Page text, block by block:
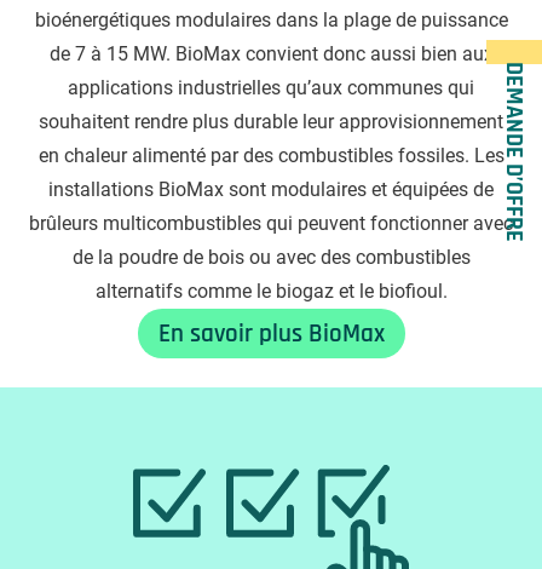
DEMANDE D’OFFRE
bioénergétiques modulaires dans la plage de puissance
de 7 à 15 MW. BioMax convient donc aussi bien aux
applications industrielles qu’aux communes qui
souhaitent rendre plus durable leur approvisionnement
en chaleur alimenté par des combustibles fossiles. Les
installations BioMax sont modulaires et équipées de
brûleurs multicombustibles qui peuvent fonctionner avec
de la poudre de bois ou avec des combustibles
alternatifs comme le biogaz et le biofioul.
En savoir plus BioMax